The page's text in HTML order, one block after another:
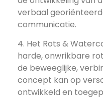
verbaal
communicatie.
4. Het Rots &
harde, onwrikbare
de beweeglijke,
concept kan op
ontwikkeld en